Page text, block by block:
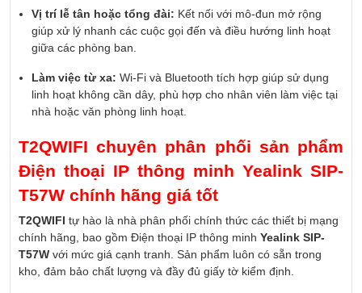
Vị trí lễ tân hoặc tổng đài: Kết nối với mô-đun mở rộng
giúp xử lý nhanh các cuộc gọi đến và điều hướng linh hoạt
giữa các phòng ban.
Làm việc từ xa: Wi-Fi và Bluetooth tích hợp giúp sử dụng
linh hoạt không cần dây, phù hợp cho nhân viên làm việc tại
nhà hoặc văn phòng linh hoạt.
T2QWIFI chuyên phân phối sản phẩm
Điện thoại IP thông minh Yealink SIP-
T57W chính hãng giá tốt
T2QWIFI tự hào là nhà phân phối chính thức các thiết bị mạng
chính hãng, bao gồm Điện thoại IP thông minh Yealink SIP-
T57W với mức giá cạnh tranh. Sản phẩm luôn có sẵn trong
kho, đảm bảo chất lượng và đầy đủ giấy tờ kiểm định.